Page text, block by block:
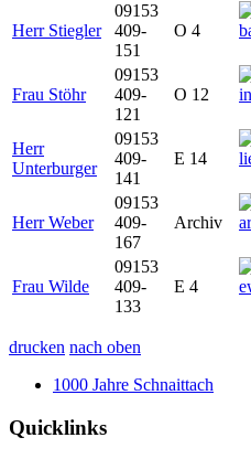
Herr Stiegler
09153
409-
151
O 4
Frau Stöhr
09153
409-
121
O 12
Herr
Unterburger
09153
409-
141
E 14
Herr Weber
09153
409-
167
Archiv
Frau Wilde
09153
409-
133
E 4
drucken nach oben
1000 Jahre Schnaittach
Quicklinks